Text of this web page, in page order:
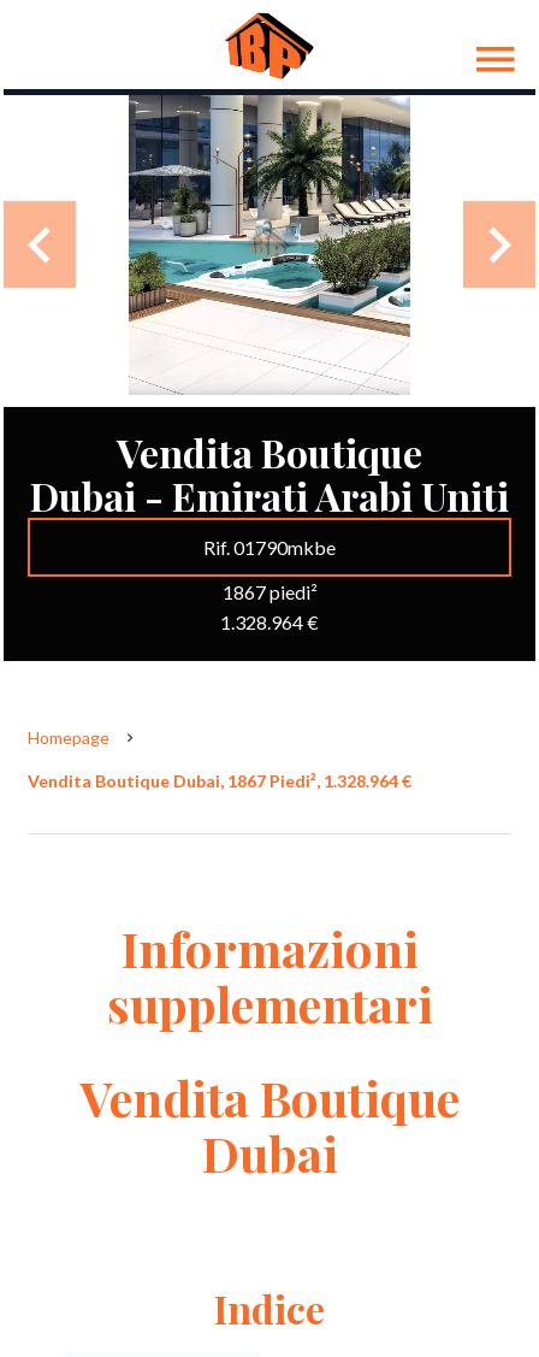
Vendita Boutique
Dubai - Emirati Arabi Uniti
Rif. 01790mkbe
1867 piedi²
1.328.964 €
Homepage
Vendita Boutique Dubai, 1867 Piedi², 1.328.964 €
Informazioni
supplementari
Vendita Boutique
Dubai
Indice